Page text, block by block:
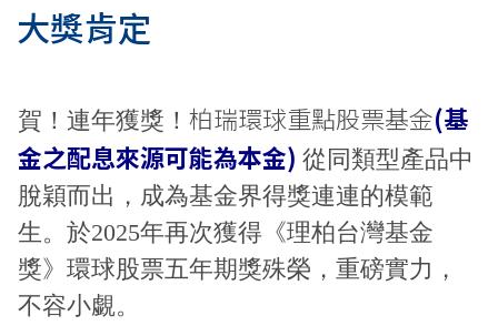
大獎肯定
賀！連年獲獎！ 柏瑞環球重點股票基金(基
金之配息來源可能為本金) 從同類型產品中
脫穎而出，成為基金界得獎連連的模範
生。於2025年再次獲得《理柏台灣基金
獎》環球股票五年期獎殊榮，重磅實力，
不容小覷。